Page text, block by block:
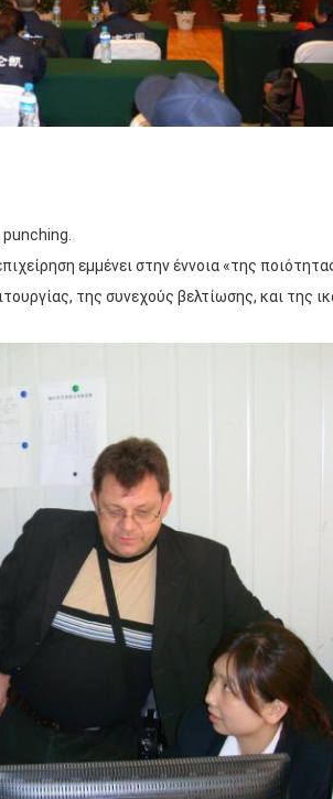
Αφήστε ένα μήνυμα
We bellen je snel
punching.
εμμένει στην έννοια «της
της συνεχούς βελτίωσης, και της